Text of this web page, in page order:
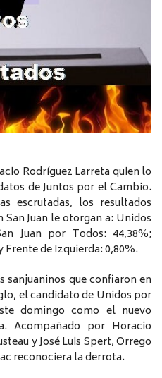
Rodríguez Larreta quien lo
de Juntos por el Cambio.
escrutadas, los resultados
Juan le otorgan a: Unidos
Juan por Todos: 44,38%;
de Izquierda: 0,80%.
sanjuaninos que confiaron en
el candidato de Unidos por
domingo como el nuevo
Acompañado por Horacio
y José Luis Spert, Orrego
reconociera la derrota.